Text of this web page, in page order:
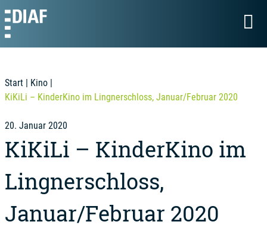
Start | Kino |
KiKiLi – KinderKino im Lingnerschloss, Januar/Februar 2020
20. Januar 2020
KiKiLi – KinderKino im
Lingnerschloss,
Januar/Februar 2020